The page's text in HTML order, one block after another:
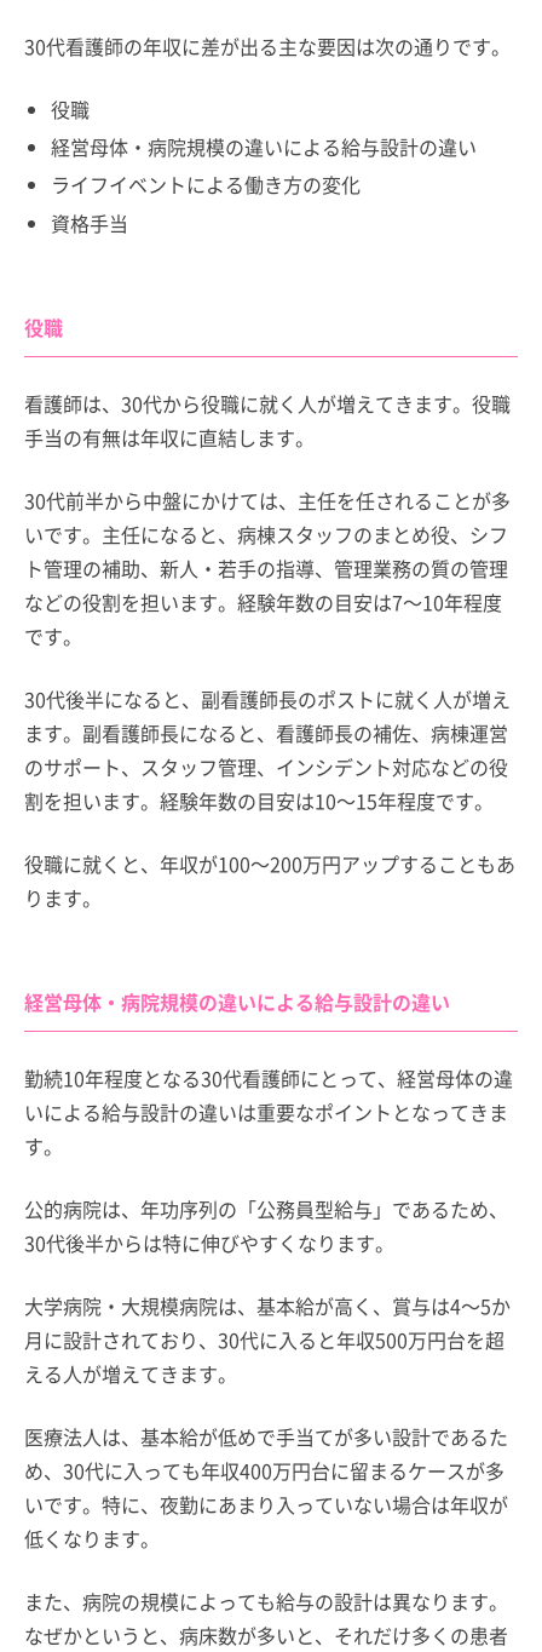
30代看護師の年収に差が出る主な要因は次の通りです。
役職
経営母体・病院規模の違いによる給与設計の違い
ライフイベントによる働き方の変化
資格手当
役職
看護師は、30代から役職に就く人が増えてきます。役職
手当の有無は年収に直結します。
30代前半から中盤にかけては、主任を任されることが多
いです。主任になると、病棟スタッフのまとめ役、シフ
ト管理の補助、新人・若手の指導、管理業務の質の管理
などの役割を担います。経験年数の目安は7～10年程度
です。
30代後半になると、副看護師長のポストに就く人が増え
ます。副看護師長になると、看護師長の補佐、病棟運営
のサポート、スタッフ管理、インシデント対応などの役
割を担います。経験年数の目安は10～15年程度です。
役職に就くと、年収が100～200万円アップすることもあ
ります。
経営母体・病院規模の違いによる給与設計の違い
勤続10年程度となる30代看護師にとって、経営母体の違
いによる給与設計の違いは重要なポイントとなってきま
す。
公的病院は、年功序列の「公務員型給与」であるため、
30代後半からは特に伸びやすくなります。
大学病院・大規模病院は、基本給が高く、賞与は4～5か
月に設計されており、30代に入ると年収500万円台を超
える人が増えてきます。
医療法人は、基本給が低めで手当てが多い設計であるた
め、30代に入っても年収400万円台に留まるケースが多
いです。特に、夜勤にあまり入っていない場合は年収が
低くなります。
また、病院の規模によっても給与の設計は異なります。
なぜかというと、病床数が多いと、それだけ多くの患者